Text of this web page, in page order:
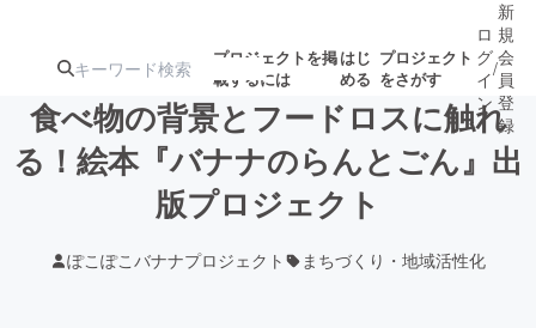
プロジェクトを掲
載するには
はじ
める
プロジェクト
をさがす
注目のリ 注目の新着プロ 募集終了が近いプ
ロ
グ
イ
ン
/
新
規
会
員
登
録
食べ物の背景とフードロスに触れ
る！絵本『バナナのらんとごん』出
版プロジェクト
ぽこぽこバナナプロジェクト まちづくり・地域活性化